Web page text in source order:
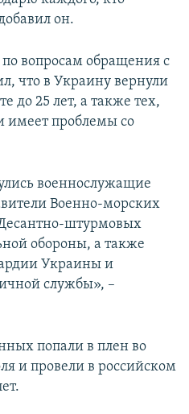
он.
вопросам обращения с
что в Украину вернули
до 25 лет, а также тех,
имеет проблемы со
военнослужащие
Военно-морских
штурмовых
обороны, а также
Украины и
службы», –
попали в плен во
и провели в российском